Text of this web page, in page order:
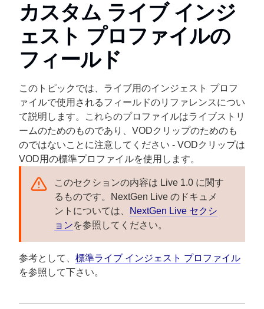
カスタム ライブ インジ
ェスト プロファイルの
フィールド
このトピックでは、ライブ用のインジェスト プロフ
ァイルで使用されるフィールドのリファレンスについ
て説明します。これらのプロファイルはライブストリ
ームのためのものであり、VODクリップのためのも
のではないことに注意してください - VODクリップは
VOD用の標準プロファイルを使用します。
このセクションの内容は Live 1.0 に関す
るものです。NextGen Live のドキュメ
ントについては、
NextGen Live セクシ
ョンを参照してください。
参考として、 標準ライブ インジェスト プロファイル
を参照して下さい。